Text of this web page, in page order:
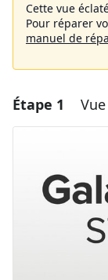
Cette vue
Pour réparer
manuel de
Étape 1